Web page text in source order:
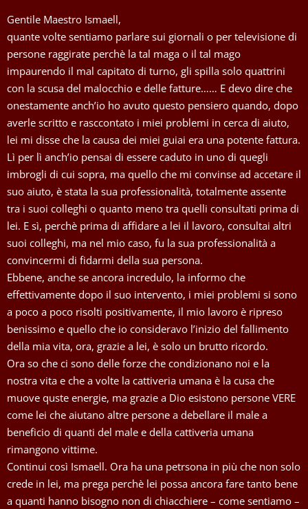
Gentile Maestro Ismaell,
quante volte sentiamo parlare sui giornali o per televisione di
persone raggirate perchè la tal maga o il tal mago
impaurendo il mal capitato di turno, gli spilla solo quattrini
con la scusa del malocchio e delle fatture…… E devo dire che
onestamente anch’io ho avuto questo pensiero quando, dopo
averle scritto e rasccontato i miei problemi in cerca di aiuto,
lei mi disse che la causa dei miei guiai era una potente fattura.
Lì per lì anch’io pensai di essere caduto in uno di quegli
imbrogli di cui sopra, ma quello che mi convinse ad accetare il
suo aiuto, è stata la sua professionalità, totalmente assente
tra i suoi colleghi o quanto meno tra quelli consultati prima di
lei. E sì, perchè prima di affidare a lei il lavoro, consultai altri
suoi colleghi, ma nel mio caso, fu la sua professionalità a
convincermi di fidarmi della sua persona.
Ebbene, anche se ancora incredulo, la informo che
effettivamente dopo il suo intervento, i miei problemi si sono
a poco a poco risolti positivamente, il mio lavoro è ripreso
benissimo e quello che io consideravo l’inizio del fallimento
della mia vita, ora, grazie a lei, è solo un brutto ricordo.
Ora so che ci sono delle forze che condizionano noi e la
nostra vita e che a volte la cattiveria umana è la cusa che
muove quste energie, ma grazie a Dio esistono persone VERE
come lei che aiutano altre persone a debellare il male a
beneficio di quanti del male e della cattiveria umana
rimangono vittime.
Continui così Ismaell. Ora ha una petrsona in più che non solo
crede in lei, ma prega perchè lei possa ancora fare tanto bene
a quanti hanno bisogno non di chiacchiere – come sentiamo –